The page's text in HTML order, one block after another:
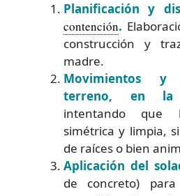
Planificación y
contención.
construcción y
madre.
Movimientos y
terreno, en la
intentando que
simétrica y limpia,
de raíces o bien
Aplicación del
de concreto)